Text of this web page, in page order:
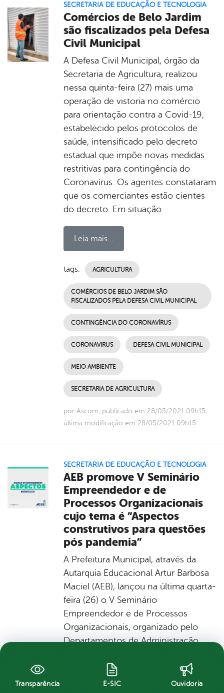
SECRETARIA DE EDUCAÇÃO E TECNOLOGIA
Comércios de Belo Jardim
são fiscalizados pela Defesa
Civil Municipal
A Defesa Civil Municipal, órgão da
Secretaria de Agricultura, realizou
nessa quinta-feira (27) mais uma
operação de vistoria no comércio
para orientação contra a Covid-19,
estabelecido pelos protocolos de
saúde, intensificado pelo decreto
estadual que impõe novas medidas
restritivas para contingência do
Coronavírus. Os agentes constataram
que os comerciantes estão cientes
do decreto. Em situação
Leia mais...
tags: AGRICULTURA
COMÉRCIOS DE BELO JARDIM SÃO
FISCALIZADOS PELA DEFESA CIVIL MUNICIPAL
CONTINGÊNCIA DO CORONAVÍRUS
CORONAVIRUS DEFESA CIVIL MUNICIPAL
MEIO AMBIENTE
SECRETARIA DE AGRICULTURA
por Ascom, publicado em 28/05/2021 09h15,
última modificação em 28/05/2021 09h15
SECRETARIA DE EDUCAÇÃO E TECNOLOGIA
AEB promove V Seminário
Empreendedor e de
Processos Organizacionais
cujo tema é “Aspectos
construtivos para questões
pós pandemia”
A Prefeitura Municipal, através da
Autarquia Educacional Artur Barbosa
Maciel (AEB), lançou na última quarta-
feira (26) o V Seminário
Empreendedor e de Processos
Organizacionais, organizado pelo
Departamentos de Administração,
Produção e em parceria com o
SEBRAE. O evento acontecerá nos
Transparência E-SIC Ouvidoria